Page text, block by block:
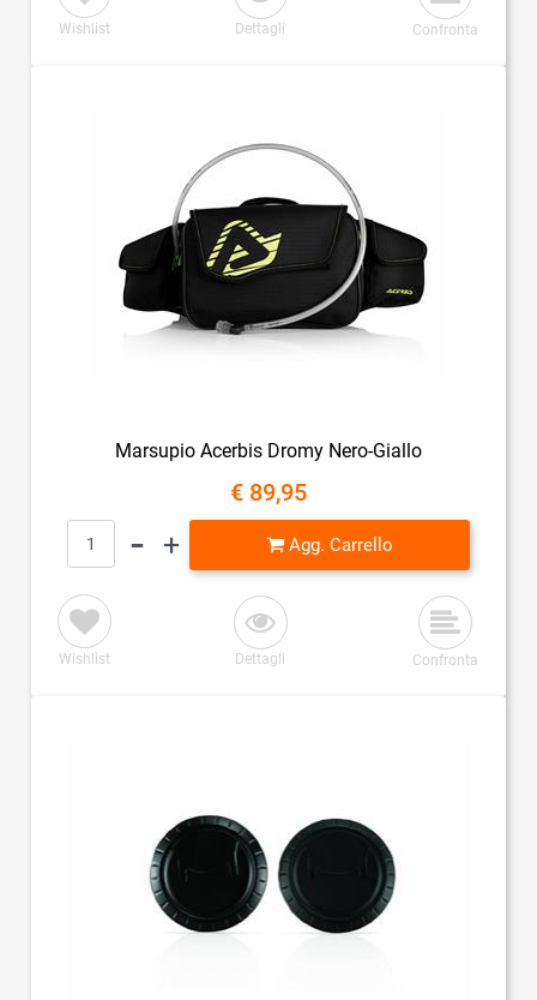
Wishlist Dettagli Confronta
Marsupio Acerbis Dromy Nero-Giallo
€ 89,95
Quantità
Agg. Carrello
Wishlist Dettagli Confronta